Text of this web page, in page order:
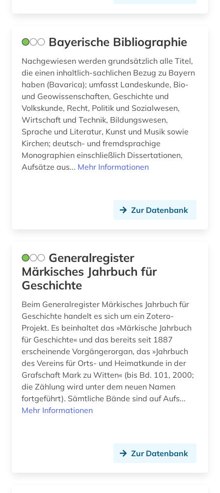
Bayerische Bibliographie
Nachgewiesen werden grundsätzlich alle Titel,
die einen inhaltlich-sachlichen Bezug zu Bayern
haben (Bavarica); umfasst Landeskunde, Bio-
und Geowissenschaften, Geschichte und
Volkskunde, Recht, Politik und Sozialwesen,
Wirtschaft und Technik, Bildungswesen,
Sprache und Literatur, Kunst und Musik sowie
Kirchen; deutsch- und fremdsprachige
Monographien einschließlich Dissertationen,
Aufsätze aus... Mehr Informationen
Zur Datenbank
Generalregister
Märkisches Jahrbuch für
Geschichte
Beim Generalregister Märkisches Jahrbuch für
Geschichte handelt es sich um ein Zotero-
Projekt. Es beinhaltet das »Märkische Jahrbuch
für Geschichte« und das bereits seit 1887
erscheinende Vorgängerorgan, das »Jahrbuch
des Vereins für Orts- und Heimatkunde in der
Grafschaft Mark zu Witten« (bis Bd. 101, 2000;
die Zählung wird unter dem neuen Namen
fortgeführt). Sämtliche Bände sind auf Aufs...
Mehr Informationen
Zur Datenbank